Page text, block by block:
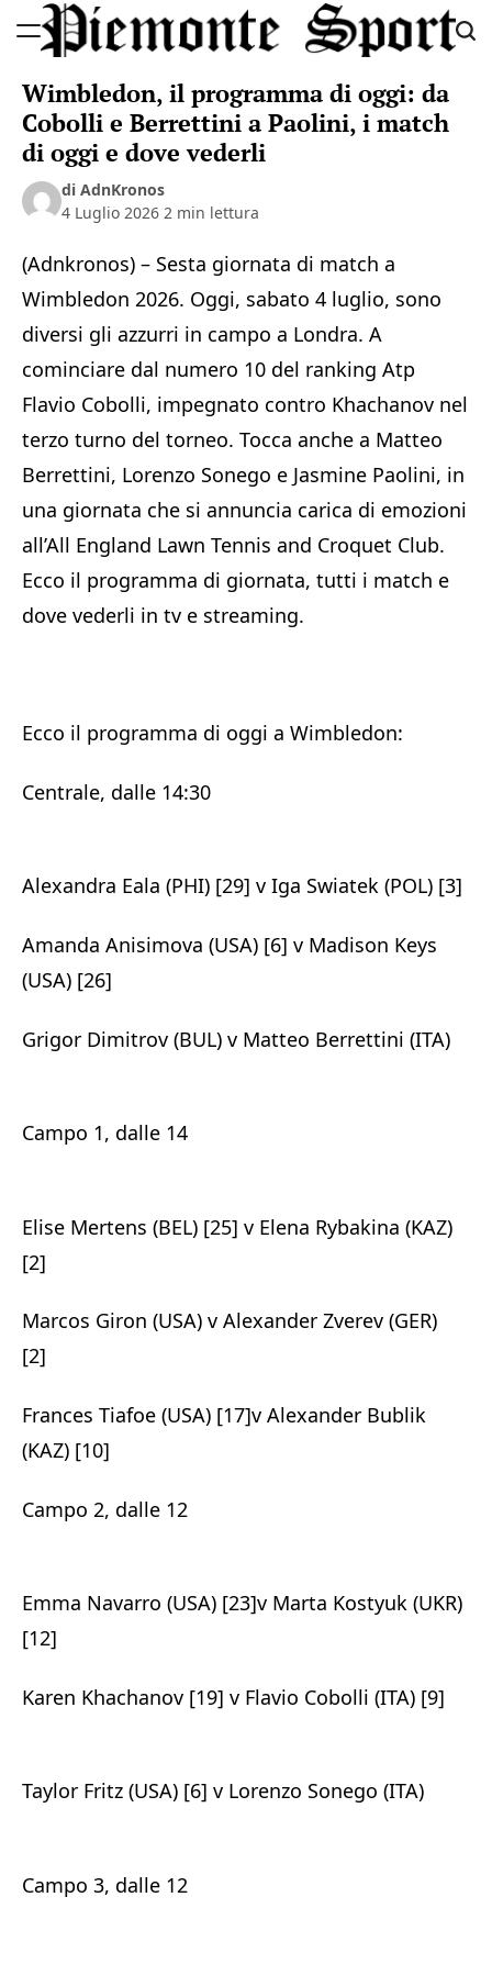
to
Sport
Wimbledon, il programma di oggi: da
Cobolli e Berrettini a Paolini, i match
di oggi e dove vederli
di AdnKronos
4 Luglio 2026 2 min lettura
(Adnkronos) – Sesta giornata di match a
Wimbledon 2026. Oggi, sabato 4 luglio, sono
diversi gli azzurri in campo a Londra. A
cominciare dal numero 10 del ranking Atp
Flavio Cobolli, impegnato contro Khachanov nel
terzo turno del torneo. Tocca anche a Matteo
Berrettini, Lorenzo Sonego e Jasmine Paolini, in
una giornata che si annuncia carica di emozioni
all’All England Lawn Tennis and Croquet Club.
Ecco il programma di giornata, tutti i match e
dove vederli in tv e streaming.
Ecco il programma di oggi a Wimbledon:
Centrale, dalle 14:30
Alexandra Eala (PHI) [29] v Iga Swiatek (POL) [3]
Amanda Anisimova (USA) [6] v Madison Keys
(USA) [26]
Grigor Dimitrov (BUL) v Matteo Berrettini (ITA)
Campo 1, dalle 14
Elise Mertens (BEL) [25] v Elena Rybakina (KAZ)
[2]
Marcos Giron (USA) v Alexander Zverev (GER)
[2]
Frances Tiafoe (USA) [17]v Alexander Bublik
(KAZ) [10]
Campo 2, dalle 12
Emma Navarro (USA) [23]v Marta Kostyuk (UKR)
[12]
Karen Khachanov [19] v Flavio Cobolli (ITA) [9]
Taylor Fritz (USA) [6] v Lorenzo Sonego (ITA)
Campo 3, dalle 12